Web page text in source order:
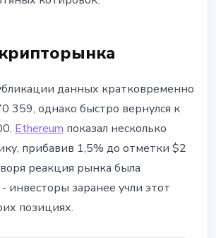
данных кратковременно
359, однако быстро вернулся к
Ethereum показал несколько
прибавив 1,5% до отметки $2
реакция рынка была
инвесторы заранее учли этот
позициях.